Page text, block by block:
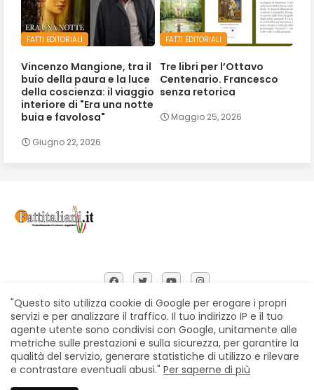
FATTI EDITORIALI
Vincenzo Mangione, tra il
buio della paura e la luce
della coscienza: il viaggio
interiore di "Era una notte
buia e favolosa"
Giugno 22, 2026
FATTI EDITORIALI
Tre libri per l’Ottavo
Centenario. Francesco
senza retorica
Maggio 25, 2026
Home Chi siamo Contatti
Privacy Policy
Segnalazioni
All Right Reserved Copyright © Fattitaliani
"Questo sito utilizza cookie di Google per erogare i propri
servizi e per analizzare il traffico. Il tuo indirizzo IP e il tuo
agente utente sono condivisi con Google, unitamente alle
metriche sulle prestazioni e sulla sicurezza, per garantire la
qualità del servizio, generare statistiche di utilizzo e rilevare
e contrastare eventuali abusi." Per saperne di più